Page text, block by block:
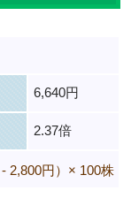
6,640円
2.37倍
- 2,800円）× 100株